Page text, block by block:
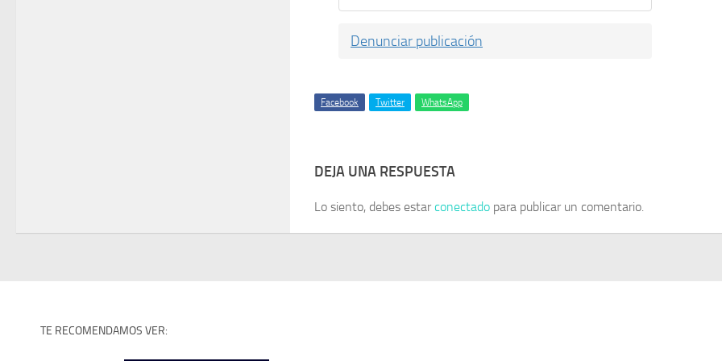
Denunciar publicación
Facebook Twitter WhatsApp
DEJA UNA RESPUESTA
Lo siento, debes estarconectado para publicar un comentario.
TE RECOMENDAMOS VER: